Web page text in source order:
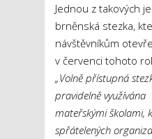
Jednou z takových
brněnská stezka,
návštěvníkům
v červenci tohoto
„Volně přístupná
pravidelně využívána
mateřskými školami,
spřátelených